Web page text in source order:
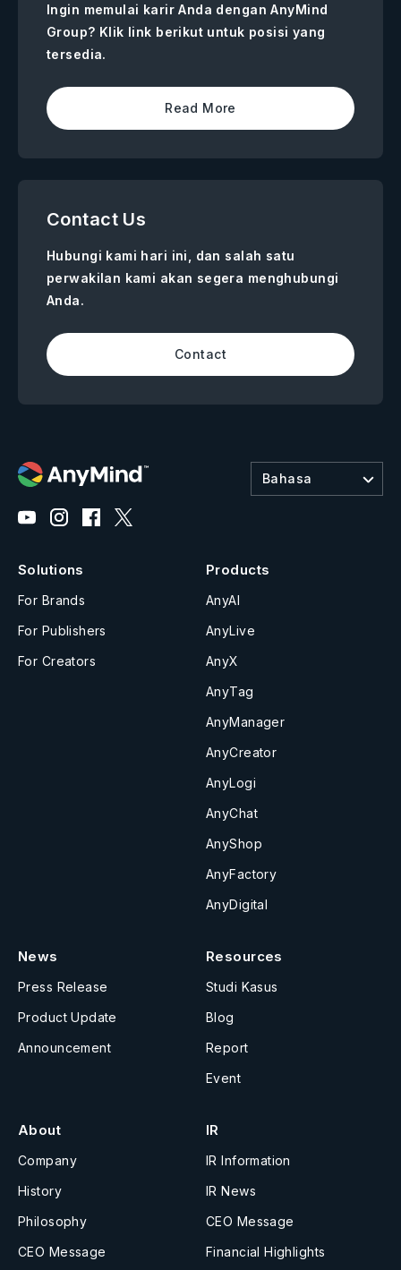
Ingin memulai karir Anda dengan AnyMind
Group? Klik link berikut untuk posisi yang
tersedia.
Read More
Contact Us
Hubungi kami hari ini, dan salah satu
perwakilan kami akan segera menghubungi
Anda.
Contact
Bahasa
Solutions
For Brands
For Publishers
For Creators
Products
AnyAI
AnyLive
AnyX
AnyTag
AnyManager
AnyCreator
AnyLogi
AnyChat
AnyShop
AnyFactory
AnyDigital
News
Press Release
Product Update
Announcement
Resources
Studi Kasus
Blog
Report
Event
About
Company
History
Philosophy
CEO Message
IR
IR Information
IR News
CEO Message
Financial Highlights